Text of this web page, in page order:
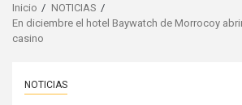
Inicio
NOTICIAS
En diciembre el hotel Baywatch de Morrocoy
casino
NOTICIAS